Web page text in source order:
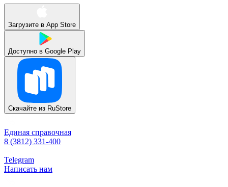
Загрузите в App Store
Доступно в Google Play
Скачайте из RuStore
Единая справочная
8 (3812) 331-400
Telegram
Написать нам